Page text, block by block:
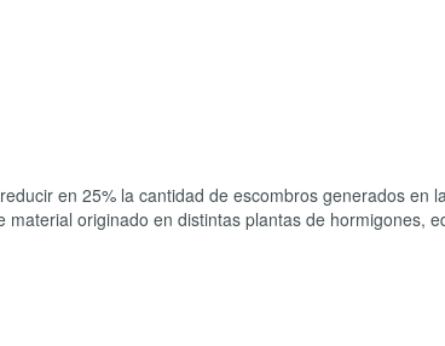
en 25% la cantidad de escombros generados en
originado en distintas plantas de hormigones,